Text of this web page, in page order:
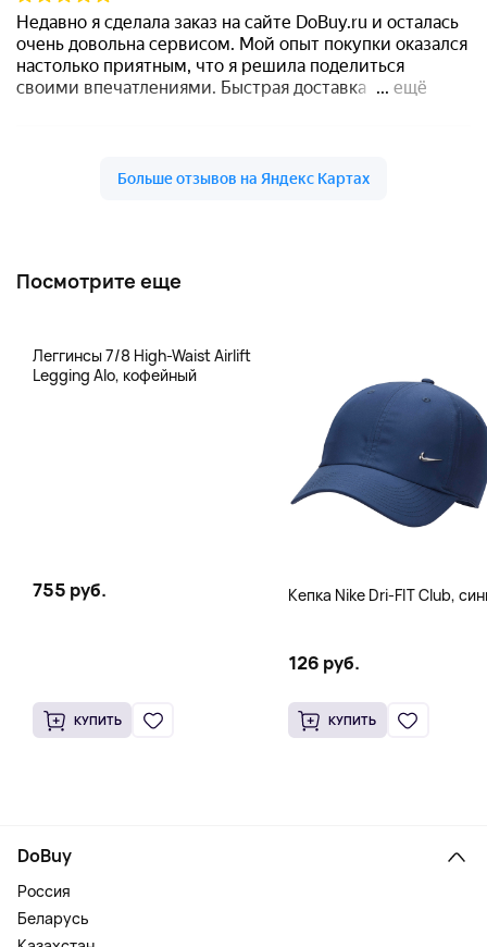
Посмотрите еще
Леггинсы 7/8 High-Waist Airlift
Legging Alo, кофейный
755 руб.
КУПИТЬ
Кепка Nike Dri-FIT Club,
126 руб.
КУПИТЬ
DoBuy
Россия
Беларусь